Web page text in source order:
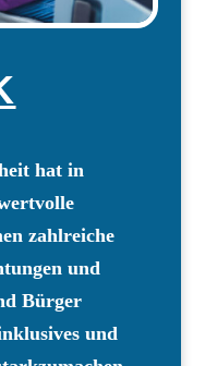
hat in
zahlreiche
und
Bürger
und